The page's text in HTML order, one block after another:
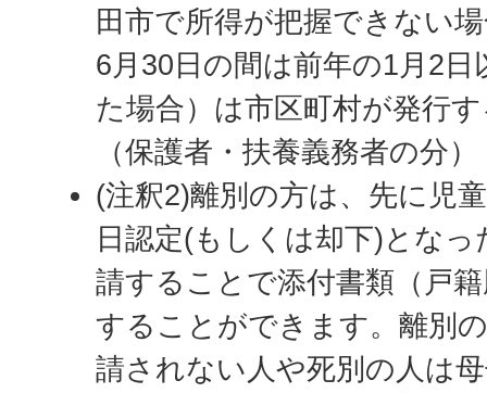
田市で所得が把握できない
6月30日の間は前年の1月2
た場合）は市区町村が発行
（保護者・扶養義務者の分）
(注釈2)離別の方は、先に児
日認定(もしくは却下)とな
請することで添付書類（戸
することができます。離別
請されない人や死別の人は